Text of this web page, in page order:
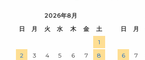
2026年8月
日
月 火 水 木 金
土
1
2
3 4 5 6 7
8
日
月
6
7